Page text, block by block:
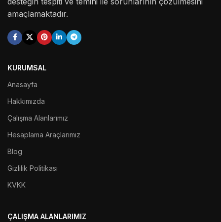
amaçlamaktadır.
KURUMSAL
Anasayfa
Hakkımızda
Çalışma Alanlarımız
Hesaplama Araçlarımız
Blog
Gizlilik Politikası
KVKK
ÇALIŞMA ALANLARIMIZ